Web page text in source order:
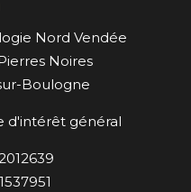
Nord Vendée
Noires
Boulogne
d'intérêt général